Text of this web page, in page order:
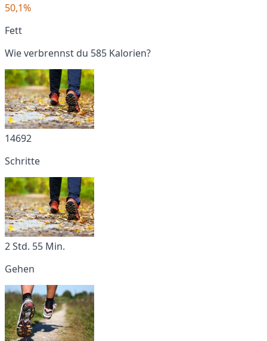
50,1%
Fett
Wie verbrennst du 585 Kalorien?
14692
Schritte
2 Std. 55 Min.
Gehen